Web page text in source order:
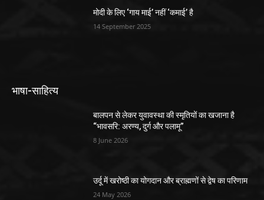
मोदी के लिए ‘गाय माई’ नहीं ‘कमाई’ है
14 September 2025
भाषा-साहित्य
बालपन से लेकर युवावस्था की स्मृतियों का खजाना है
“भावसरि: अरण्य, दुर्ग और पलामू”
8 June 2026
उर्दू में खरोष्ठी का योगदान और ब्राह्मणों से द्वेष का परिणाम
24 May 2026